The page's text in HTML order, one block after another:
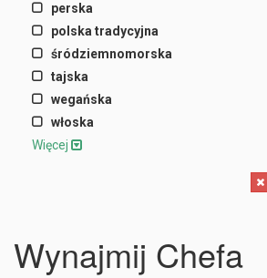
perska
polska tradycyjna
śródziemnomorska
tajska
wegańska
włoska
Więcej
Wynajmij Chefa